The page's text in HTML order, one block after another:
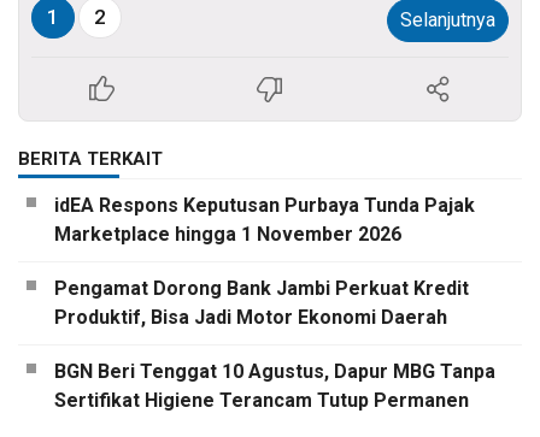
1 2 Selanjutnya
BERITA TERKAIT
idEA Respons Keputusan Purbaya Tunda Pajak
Marketplace hingga 1 November 2026
Pengamat Dorong Bank Jambi Perkuat Kredit
Produktif, Bisa Jadi Motor Ekonomi Daerah
BGN Beri Tenggat 10 Agustus, Dapur MBG Tanpa
Sertifikat Higiene Terancam Tutup Permanen